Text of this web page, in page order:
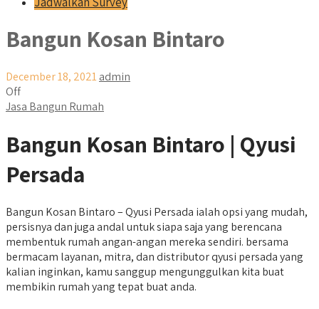
Bangun Kosan Bintaro
December 18, 2021admin
Off
Jasa Bangun Rumah
Bangun Kosan Bintaro | Qyusi
Persada
Bangun Kosan Bintaro – Qyusi Persada ialah opsi yang mudah,
persisnya dan juga andal untuk siapa saja yang berencana
membentuk rumah angan-angan mereka sendiri. bersama
bermacam layanan, mitra, dan distributor qyusi persada yang
kalian inginkan, kamu sanggup mengunggulkan kita buat
membikin rumah yang tepat buat anda.